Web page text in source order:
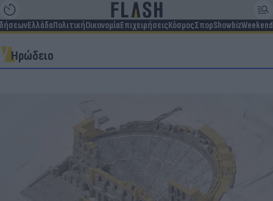
ΕλλάδαΠολιτικήΟικονομίαΕπιχειρήσειςΚόσμοςΣπορShowbizWeekend
Ηρώδειο